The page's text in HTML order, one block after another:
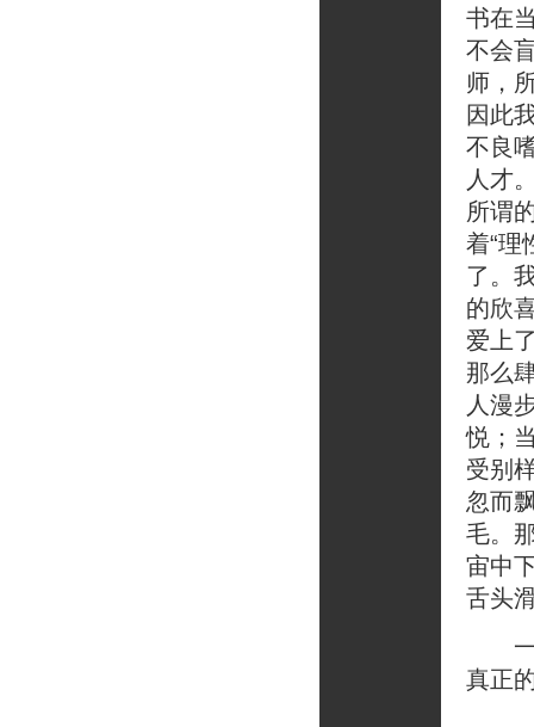
书在
不会
师，
因此
不良
人才
所谓
着“理
了。
的欣
爱上
那么
人漫
悦；
受别
忽而
毛。
宙中
舌头
一
真正